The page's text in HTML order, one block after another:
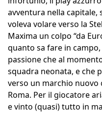
avventura nella capitale,
voleva volare verso la
Maxima un colpo “da
quanto sa fare in
passione che al
squadra neonata, e che
verso un marchio nuovo
Roma. Per il giocatore
e vinto (quasi) tutto in